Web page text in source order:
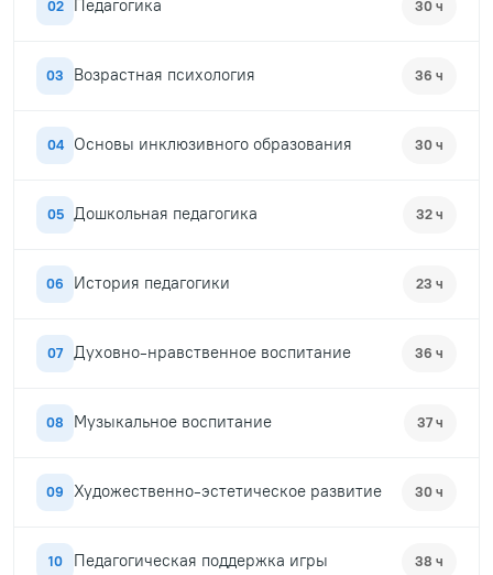
02 Педагогика 30 ч
03 Возрастная психология 36 ч
04 Основы инклюзивного образования 30 ч
05 Дошкольная педагогика 32 ч
06 История педагогики 23 ч
07 Духовно-нравственное воспитание 36 ч
08 Музыкальное воспитание 37 ч
09 Художественно-эстетическое развитие 30 ч
10 Педагогическая поддержка игры 38 ч